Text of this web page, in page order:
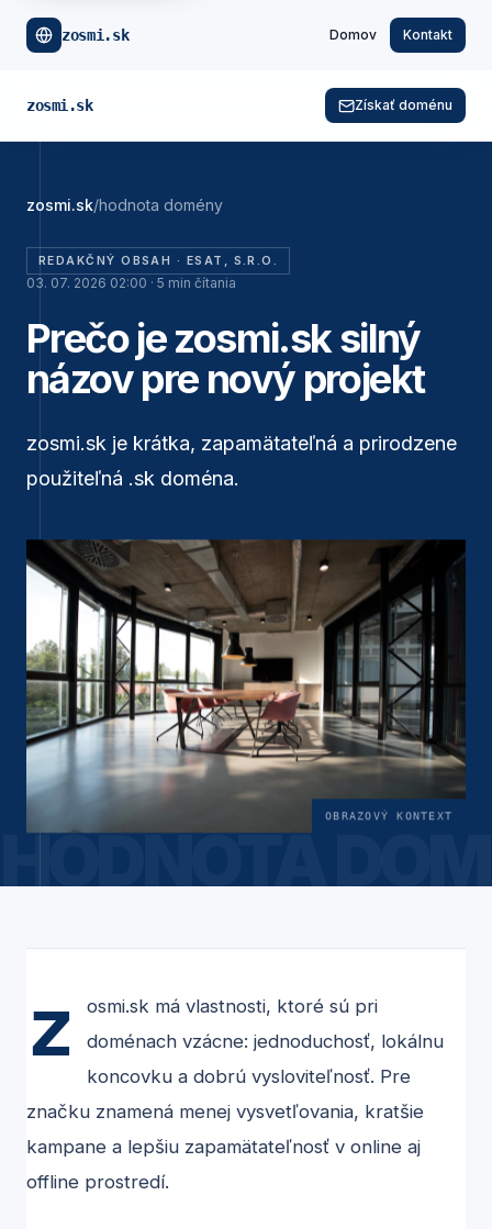
zosmi.sk Domov Kontakt
zosmi.sk Získať doménu
HODNOTA
zosmi.sk/hodnota domény
REDAKČNÝ OBSAH · ESAT, S.R.O.
03. 07. 2026 02:00 · 5 min čítania
Prečo je zosmi.sk silný
názov pre nový projekt
zosmi.sk je krátka, zapamätateľná a prirodzene
použiteľná .sk doména.
OBRAZOVÝ KONTEXT
z
osmi.sk má vlastnosti, ktoré sú pri
doménach vzácne: jednoduchosť, lokálnu
koncovku a dobrú vysloviteľnosť. Pre
značku znamená menej vysvetľovania, kratšie
kampane a lepšiu zapamätateľnosť v online aj
offline prostredí.